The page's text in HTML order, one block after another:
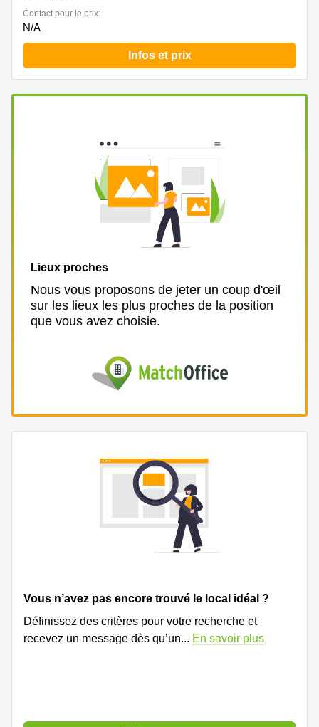
Centre
d'affaires
Montpellier
Contact pour le prix:
N/A
Infos et prix
Lieux proches
Nous vous proposons de jeter un coup d'œil
sur les lieux les plus proches de la position
que vous avez choisie.
Vous n’avez pas encore trouvé le local idéal ?
Définissez des critères pour votre recherche et
recevez un message dès qu’un... En savoir plus